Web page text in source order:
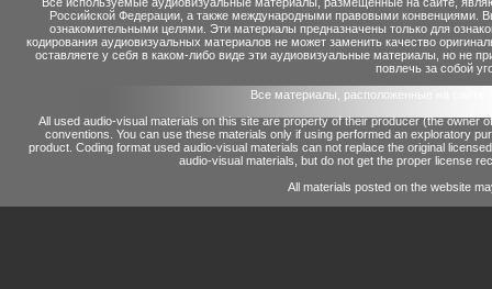
Российской Федерации, а также международными правовыми конвенциями.
ознакомительными целями. Эти материалы предназначены только для
кодирования аудиовизуальных материалов не может заменить качество
оставляете у себя в каком-либо виде эти аудиовизуальные материалы, но не
повлечь за собой
Все материалы, расположенные на сайте
All used audio-visual materials on this site are property of their producer (the owner
conventions. You can use these materials only if using performed an exploratory
product. Coding format used audio-visual materials can not replace the original
audio-visual materials, but do not get the proper license
All materials posted on the website